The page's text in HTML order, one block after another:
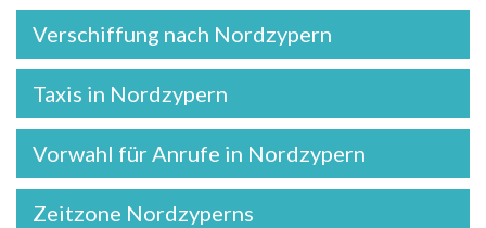
Verschiffung nach Nordzypern
Taxis in Nordzypern
Vorwahl für Anrufe in Nordzypern
Zeitzone Nordzyperns